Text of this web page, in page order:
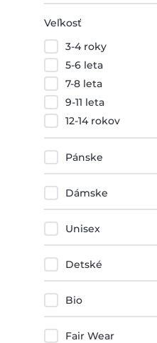
Veľkosť
3-4 roky
5-6 leta
7-8 leta
9-11 leta
12-14 rokov
Pánske
Dámske
Unisex
Detské
Bio
Fair Wear